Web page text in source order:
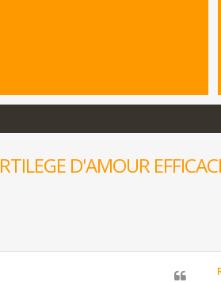
D'AMOUR